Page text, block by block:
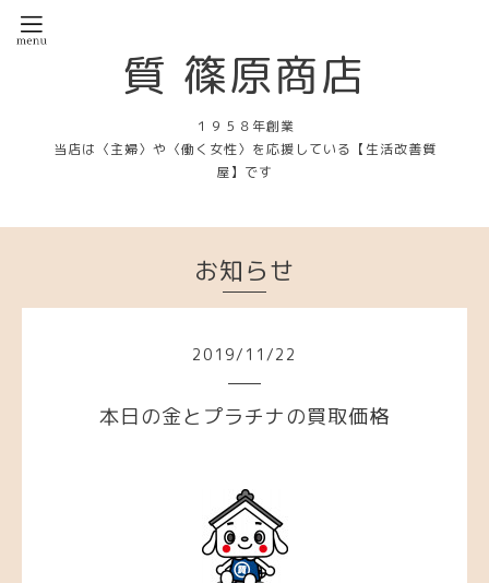
質 篠原商店
１９５８年創業
当店は〈主婦〉や〈働く女性〉を応援している【生活改善質
屋】です
お知らせ
2019/ 11 /22
本日の金とプラチナの買取価格